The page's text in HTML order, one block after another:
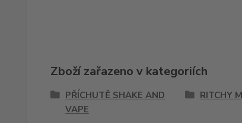
Zboží zařazeno v kategoriích
PŘÍCHUTĚ SHAKE AND
VAPE
RITCHY